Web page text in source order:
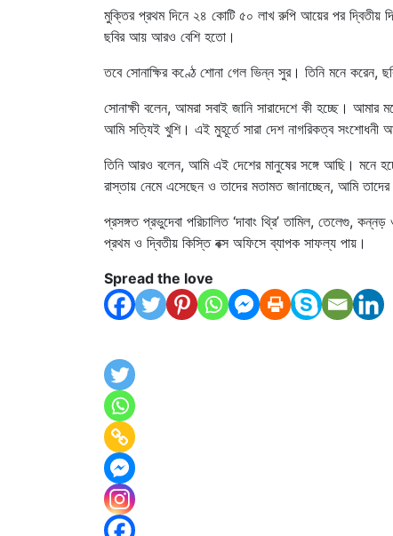
মুক্তির প্রথম দিনে ২৪ কোটি ৫০ লাখ রুপি আয়ের পর দ্বিতীয়
ছবির আয় আরও বেশি হতো।
তবে সোনাক্ষির কণ্ঠে শোনা গেল ভিন্ন সুর। তিনি মনে করেন,
সোনাক্ষী বলেন, আমরা সবাই জানি সারাদেশে কী হচ্ছে। আমার
আমি সত্যিই খুশি। এই মুহূর্তে সারা দেশ নাগরিকত্ব
তিনি আরও বলেন, আমি এই দেশের মানুষের সঙ্গে আছি। মনে
রাস্তায় নেমে এসেছেন ও তাদের মতামত জানাচ্ছেন, আমি
প্রসঙ্গত প্রভুদেবা পরিচালিত ‘দাবাং থ্রি’ তামিল, তেলেগু,
প্রথম ও দ্বিতীয় কিস্তি বক্স অফিসে ব্যাপক সাফল্য পায়।
Spread the love